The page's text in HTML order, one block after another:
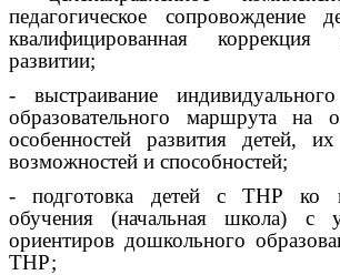
педагогическое
квалифицированная коррекция
развитии;
- выстраивание
образовательного маршрута на
особенностей развития детей,
возможностей и способностей;
- подготовка детей с ТНР ко
обучения (начальная школа) с
ориентиров дошкольного
ТНР;